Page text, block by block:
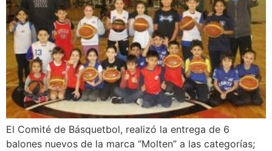
El Comité de Básquetbol, realizó la entrega de 6
balones nuevos de la marca “Molten” a las categorías;